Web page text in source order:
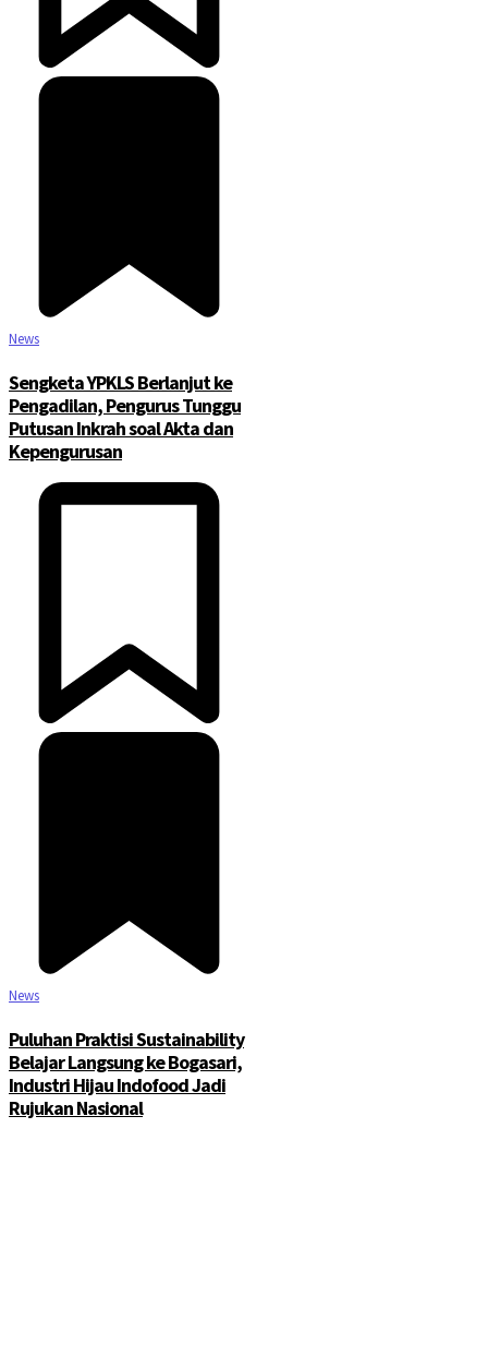
News
Sengketa YPKLS Berlanjut ke
Pengadilan, Pengurus Tunggu
Putusan Inkrah soal Akta dan
Kepengurusan
News
Puluhan Praktisi Sustainability
Belajar Langsung ke Bogasari,
Industri Hijau Indofood Jadi
Rujukan Nasional